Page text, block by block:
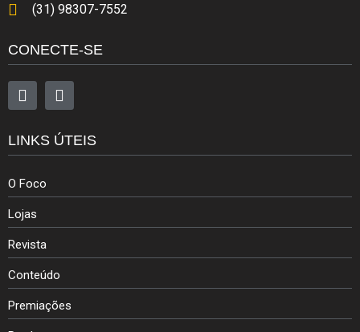
(31) 98307-7552
CONECTE-SE
LINKS ÚTEIS
O Foco
Lojas
Revista
Conteúdo
Premiações